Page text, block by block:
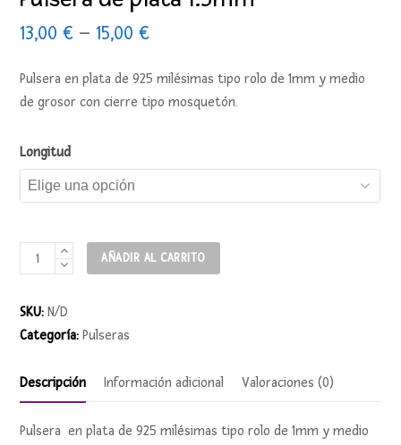
13,00€ –15,00€
Pulsera en plata de 925 milésimas tipo rolo de 1mm y medio
de grosor con cierre tipo mosquetón.
Longitud
Pulsera
de
1.5mm
cantidad
AÑADIR AL CARRITO
SKU: N/D
Categoría: Pulseras
Descripción Información adicional Valoraciones (0)
Pulsera en plata de 925 milésimas tipo rolo de 1mm y medio